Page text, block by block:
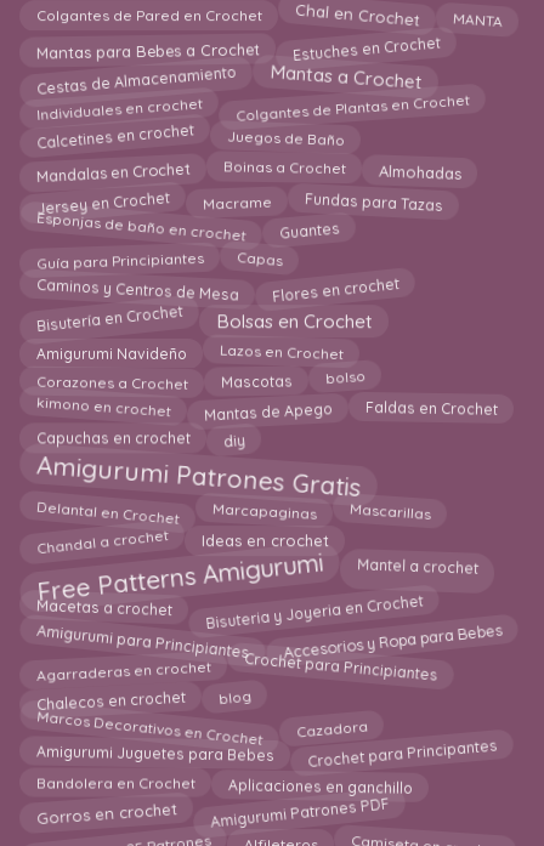
Colgantes de Pared en Crochet Chal en Crochet MANTA
Mantas para Bebes a Crochet Estuches en Crochet
Cestas de Almacenamiento Mantas a Crochet
Individuales en crochet Colgantes de Plantas en Crochet
Calcetines en crochet Juegos de Baño
Mandalas en Crochet Boinas a Crochet Almohadas
Jersey en Crochet Macrame Fundas para Tazas
Esponjas de baño en crochet Guantes
Guía para Principiantes Capas
Caminos y Centros de Mesa Flores en crochet
Bisutería en Crochet Bolsas en Crochet
Amigurumi Navideño Lazos en Crochet
Corazones a Crochet Mascotas bolso
kimono en crochet Mantas de Apego Faldas en Crochet
Capuchas en crochet diy
Amigurumi Patrones Gratis
Delantal en Crochet Marcapaginas Mascarillas
Chandal a crochet Ideas en crochet
Free Patterns Amigurumi Mantel a crochet
Macetas a crochet Bisuteria y Joyeria en Crochet
Amigurumi para Principiantes Accesorios y Ropa para Bebes
Agarraderas en crochet Crochet para Principiantes
Chalecos en crochet blog
Marcos Decorativos en Crochet Cazadora
Amigurumi Juguetes para Bebes Crochet para Principantes
Bandolera en Crochet Aplicaciones en ganchillo
Gorros en crochet Amigurumi Patrones PDF